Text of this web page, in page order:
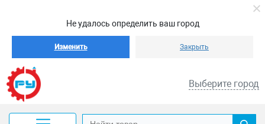
Не удалось определить ваш город
Изменить Закрыть
Выберите город